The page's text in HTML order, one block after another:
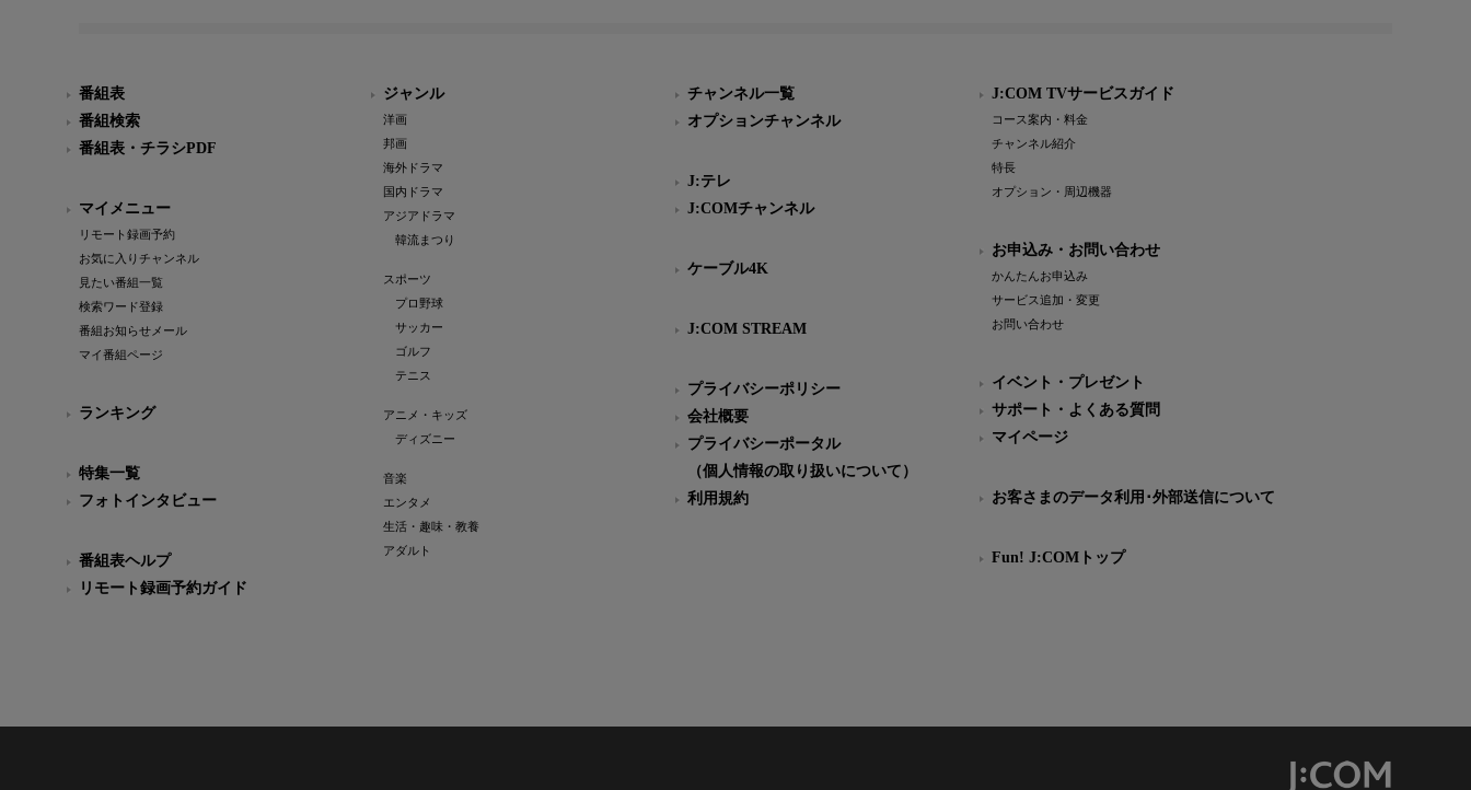
番組表
番組検索
番組表・チラシPDF
マイメニュー
リモート録画予約
お気に入りチャンネル
見たい番組一覧
検索ワード登録
番組お知らせメール
マイ番組ページ
ランキング
特集一覧
フォトインタビュー
番組表ヘルプ
リモート録画予約ガイド
ジャンル
洋画
邦画
海外ドラマ
国内ドラマ
アジアドラマ
韓流まつり
スポーツ
プロ野球
サッカー
ゴルフ
テニス
アニメ・キッズ
ディズニー
音楽
エンタメ
生活・趣味・教養
アダルト
チャンネル一覧
オプションチャンネル
J:テレ
J:COMチャンネル
ケーブル4K
J:COM STREAM
プライバシーポリシー
会社概要
プライバシーポータル
（個人情報の取り扱いについて）
利用規約
J:COM TVサービスガイド
コース案内・料金
チャンネル紹介
特長
オプション・周辺機器
お申込み・お問い合わせ
かんたんお申込み
サービス追加・変更
お問い合わせ
イベント・プレゼント
サポート・よくある質問
マイページ
お客さまのデータ利用･外部送信について
Fun! J:COMトップ